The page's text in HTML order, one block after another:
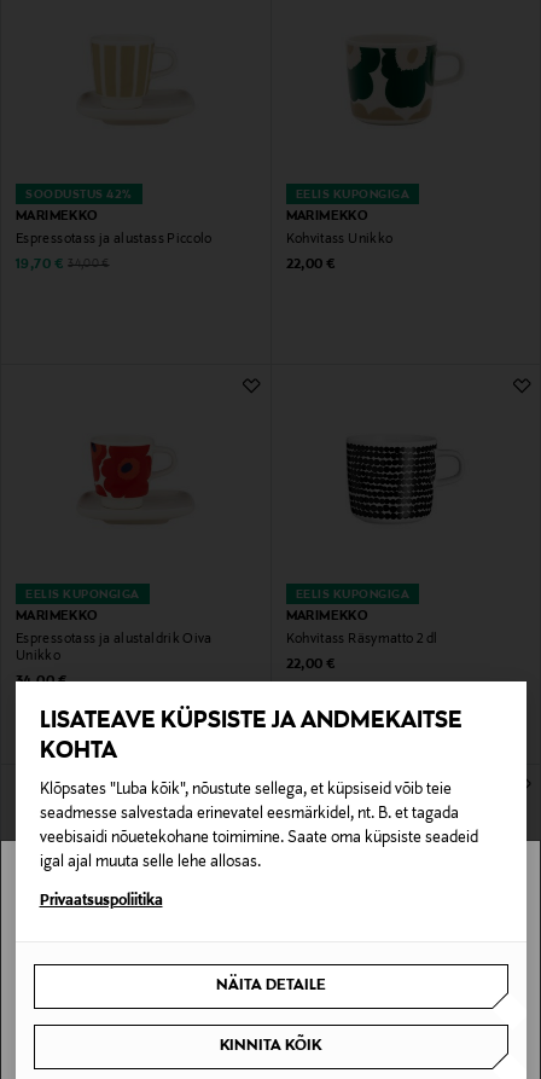
LISATEAVE KÜPSISTE JA ANDMEKAITSE
KOHTA
Klõpsates "Luba kõik", nõustute sellega, et küpsiseid võib teie
seadmesse salvestada erinevatel eesmärkidel, nt. B. et tagada
veebisaidi nõuetekohane toimimine. Saate oma küpsiste seadeid
igal ajal muuta selle lehe allosas.
Privaatsuspoliitika
NÄITA DETAILE
KINNITA KÕIK
SOODUSTUS 42%
MARIMEKKO
Espressotass ja alustass Piccolo
Discounted Price
19,70 € Original Price
34,00 €
EELIS KUPONGIGA
MARIMEKKO
Kohvitass Unikko
Original Price
22,00 €
EELIS KUPONGIGA
MARIMEKKO
Espressotass ja alustaldrik Oiva
Unikko
Original Price
34,00 €
EELIS KUPONGIGA
MARIMEKKO
Kohvitass Räsymatto 2 dl
Original Price
22,00 €
22,00 €
Kohvitass Juhla Unikko 2 dl
11,90 €
Stockmann pole Sinu riigis saadaval.
SAAN ARU